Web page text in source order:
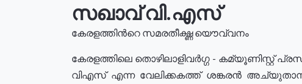
സഖാവ് വി.എസ്
കേരളത്തിൻറെ സമരതീക്ഷ്ണ യൌവ്വനം
കേരളത്തിലെ തൊഴിലാളിവർഗ്ഗ - കമ്യൂണിസ്റ്റ്
വിഎസ് എന്ന വേലിക്കകത്ത് ശങ്കരൻ